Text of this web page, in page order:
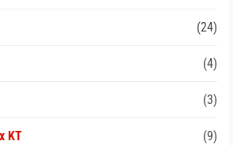
(24)
(4)
(3)
KT (9)